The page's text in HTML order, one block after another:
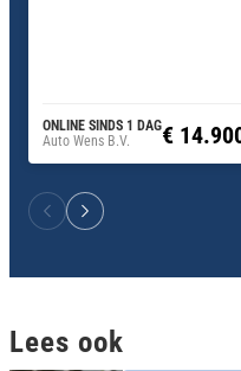
ONLINE SINDS 1 DAG
Auto Wens B.V.
€
Lees ook